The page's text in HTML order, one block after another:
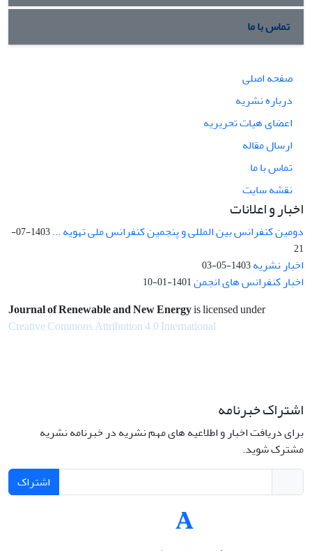
تماس با ما
صفحه اصلی
درباره نشریه
اعضای هیات تحریریه
ارسال مقاله
تماس با ما
نقشه سایت
اخبار و اعلانات
دومین کنفرانس بین المللی و پنجمین کنفرانس ملی تهویه ...
1403-07-
21
اخبار نشریه1403-05-03
اخبار کنفرانس های انجمن1401-01-10
Journal of Renewable and New Energyis licensed under
Creative Commons Attribution 4.0 International
اشتراک خبرنامه
برای دریافت اخبار و اطلاعیه های مهم نشریه در خبرنامه نشریه
مشترک شوید.
اشتراک